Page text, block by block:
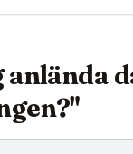
anlända